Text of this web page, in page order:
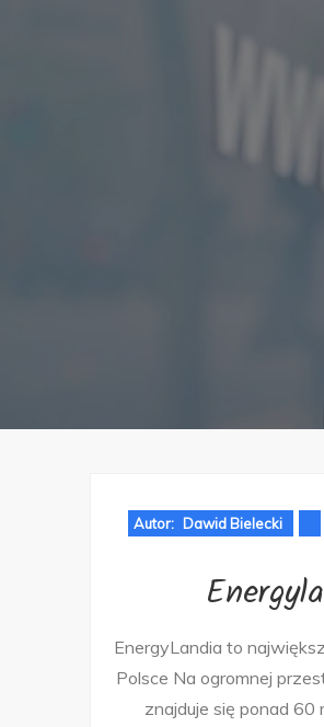
Autor: Dawid Bielecki
EnergyLandia to
Polsce Na ogromnej
znajduje się ponad 60